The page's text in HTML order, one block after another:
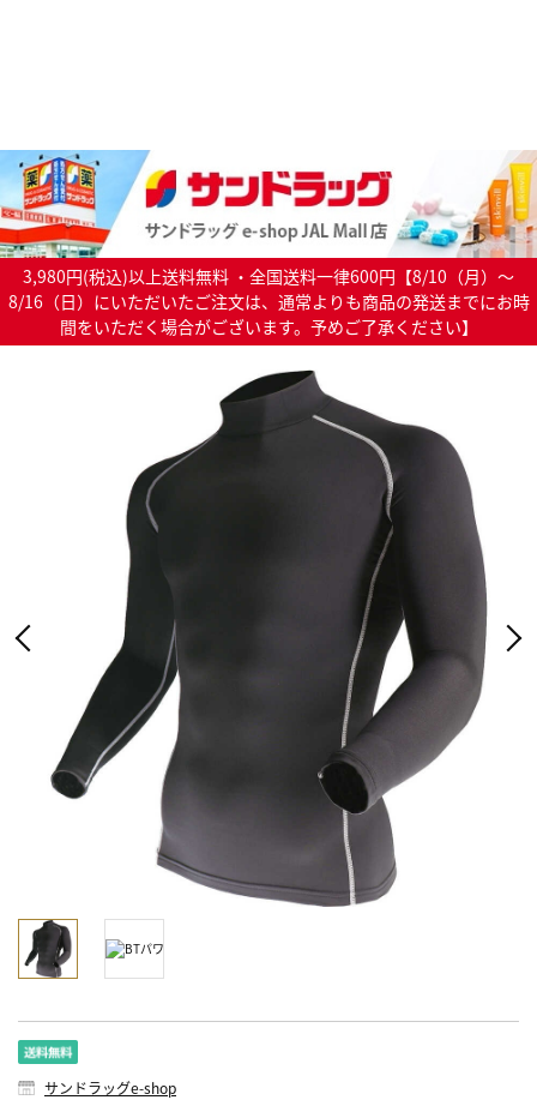
3,980円(税込)以上送料無料 ・全国送料一律600円【8/10（月）～
8/16（日）にいただいたご注文は、通常よりも商品の発送までにお時
間をいただく場合がございます。予めご了承ください】
サンドラッグe-shop